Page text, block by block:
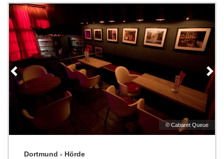
©Cabaret Queue
Loading...
Dortmund - Hörde